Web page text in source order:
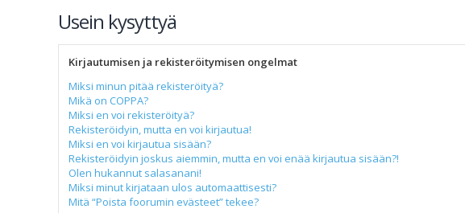
Usein kysyttyä
Kirjautumisen ja rekisteröitymisen ongelmat
Miksi minun pitää rekisteröityä?
Mikä on COPPA?
Miksi en voi rekisteröityä?
Rekisteröidyin, mutta en voi kirjautua!
Miksi en voi kirjautua sisään?
Rekisteröidyin joskus aiemmin, mutta en voi enää kirjautua sisään?!
Olen hukannut salasanani!
Miksi minut kirjataan ulos automaattisesti?
Mitä “Poista foorumin evästeet” tekee?